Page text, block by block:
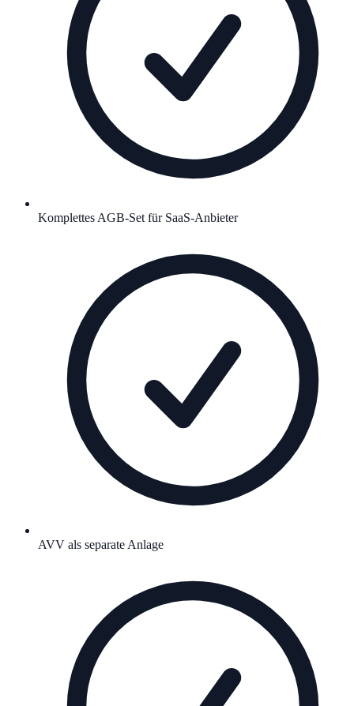
Komplettes AGB-Set für SaaS-Anbieter
AVV als separate Anlage